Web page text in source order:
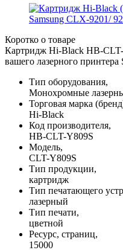
Коротко о товаре
Картридж Hi-Black HB-
вашего лазерного
Тип оборудования,
Монохромные
Торговая марка
Hi-Black
Код производителя,
HB-CLT-Y809S
Модель,
CLT-Y809S
Тип продукции,
картридж
Тип печатающего
лазерный
Тип печати,
цветной
Ресурс, страниц,
15000